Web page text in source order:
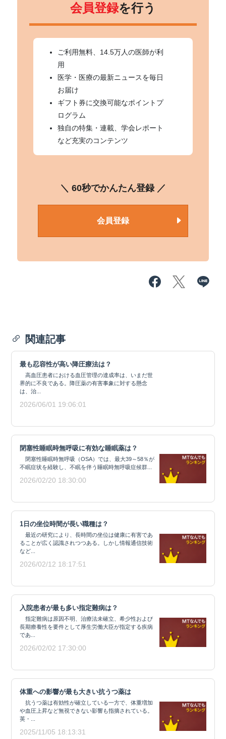
会員登録を行う
ご利用無料、14.5万人の医師が利
用
医学・医療の最新ニュースを毎日
お届け
ギフト券に交換可能なポイントプ
ログラム
独自の特集・連載、学会レポート
など充実のコンテンツ
＼ 60秒でかんたん登録 ／
会員登録
関連記事
最も忍容性が高い降圧療法は？
高血圧患者における血圧管理の達成率は、いまだ世
界的に不良である。降圧薬の有害事象に対する懸念
は、治...
2026/06/01 19:06:01
閉塞性睡眠時無呼吸に有効な睡眠薬は？
閉塞性睡眠時無呼吸（OSA）では、最大39～58％が
不眠症状を経験し、不眠を伴う睡眠時無呼吸症候群...
2026/02/20 18:30:00
1日の坐位時間が長い職種は？
最近の研究により、長時間の坐位は健康に有害であ
ることが広く認識されつつある。しかし情報通信技術
など...
2026/02/12 18:17:51
入院患者が最も多い指定難病は？
指定難病は原因不明、治療法未確立、希少性および
長期療養性を要件として厚生労働大臣が指定する疾病
であ...
2026/02/02 17:30:00
体重への影響が最も大きい抗うつ薬は
抗うつ薬は有効性が確立している一方で、体重増加
や血圧上昇など無視できない影響も指摘されている。
英・...
2025/11/05 18:13:31